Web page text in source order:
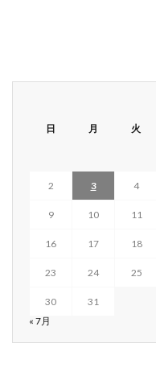
日 月 火
2 3 4
9 10 11
16 17 18
23 24 25
30
31
« 7月